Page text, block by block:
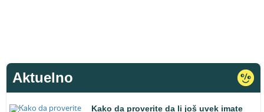
Aktuelno
Kako da proverite da li još uvek imate